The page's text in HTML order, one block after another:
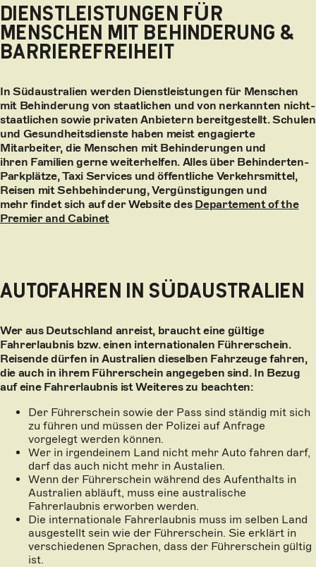
DIENSTLEISTUNGEN FÜR
MENSCHEN MIT BEHINDERUNG &
BARRIEREFREIHEIT
In Südaustralien werden Dienstleistungen für Menschen
mit Behinderung von staatlichen und von nerkannten nicht-
staatlichen sowie privaten Anbietern bereitgestellt. Schulen
und Gesundheitsdienste haben meist engagierte
Mitarbeiter, die Menschen mit Behinderungen und
ihren Familien gerne weiterhelfen. Alles über Behinderten-
Parkplätze, Taxi Services und öffentliche Verkehrsmittel,
Reisen mit Sehbehinderung, Vergünstigungen und
mehr findet sich auf der Website des Departement of the
Premier and Cabinet
AUTOFAHREN IN SÜDAUSTRALIEN
Wer aus Deutschland anreist, braucht eine gültige
Fahrerlaubnis bzw. einen internationalen Führerschein.
Reisende dürfen in Australien dieselben Fahrzeuge fahren,
die auch in ihrem Führerschein angegeben sind. In Bezug
auf eine Fahrerlaubnis ist Weiteres zu beachten:
Der Führerschein sowie der Pass sind ständig mit sich
zu führen und müssen der Polizei auf Anfrage
vorgelegt werden können.
Wer in irgendeinem Land nicht mehr Auto fahren darf,
darf das auch nicht mehr in Austalien.
Wenn der Führerschein während des Aufenthalts in
Australien abläuft, muss eine australische
Fahrerlaubnis erworben werden.
Die internationale Fahrerlaubnis muss im selben Land
ausgestellt sein wie der Führerschein. Sie erklärt in
verschiedenen Sprachen, dass der Führerschein gültig
ist.